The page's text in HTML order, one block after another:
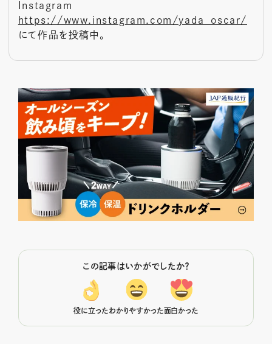
Instagram
https://www.instagram.com/yada_oscar/
にて作品を投稿中。
この記事はいかがでしたか？
役に立ったわかりやすかった面白かった